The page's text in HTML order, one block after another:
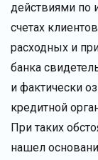
действиями по
счетах
расходных и
банка
и фактически
кредитной
При таких
нашел